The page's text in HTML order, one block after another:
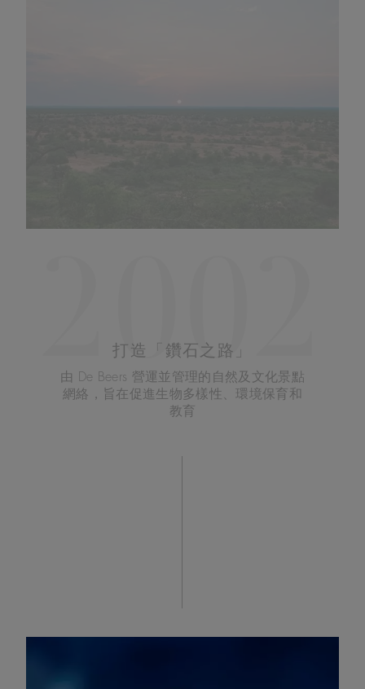
2002
打造「鑽石之路」
由 De Beers 營運並管理的自然及文化景點
網絡，旨在促進生物多樣性、環境保育和
教育